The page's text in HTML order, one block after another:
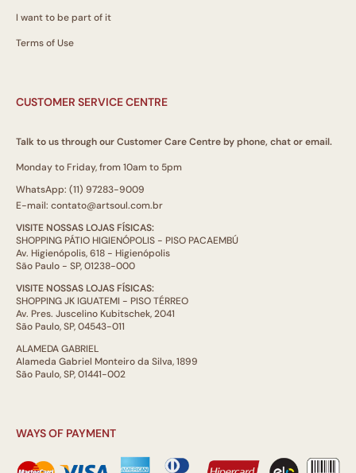
I want to be part of it
Terms of Use
CUSTOMER SERVICE CENTRE
Talk to us through our Customer Care Centre by phone, chat or email.
Monday to Friday, from 10am to 5pm
WhatsApp: (11) 97283-9009
E-mail: contato@artsoul.com.br
VISITE NOSSAS LOJAS FÍSICAS:
SHOPPING PÁTIO HIGIENÓPOLIS - PISO PACAEMBÚ
Av. Higienópolis, 618 - Higienópolis
São Paulo - SP, 01238-000
VISITE NOSSAS LOJAS FÍSICAS:
SHOPPING JK IGUATEMI - PISO TÉRREO
Av. Pres. Juscelino Kubitschek, 2041
São Paulo, SP, 04543-011
ALAMEDA GABRIEL
Alameda Gabriel Monteiro da Silva, 1899
São Paulo, SP, 01441-002
WAYS OF PAYMENT